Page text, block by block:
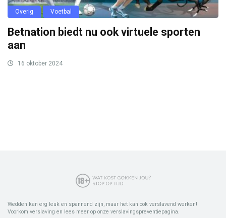
Overig Voetbal
Betnation biedt nu ook virtuele sporten
aan
16 oktober 2024
Wedden kan erg leuk en spannend zijn, maar het kan ook verslavend werken!
Voorkom verslaving en lees meer op onze verslavingspreventiepagina.